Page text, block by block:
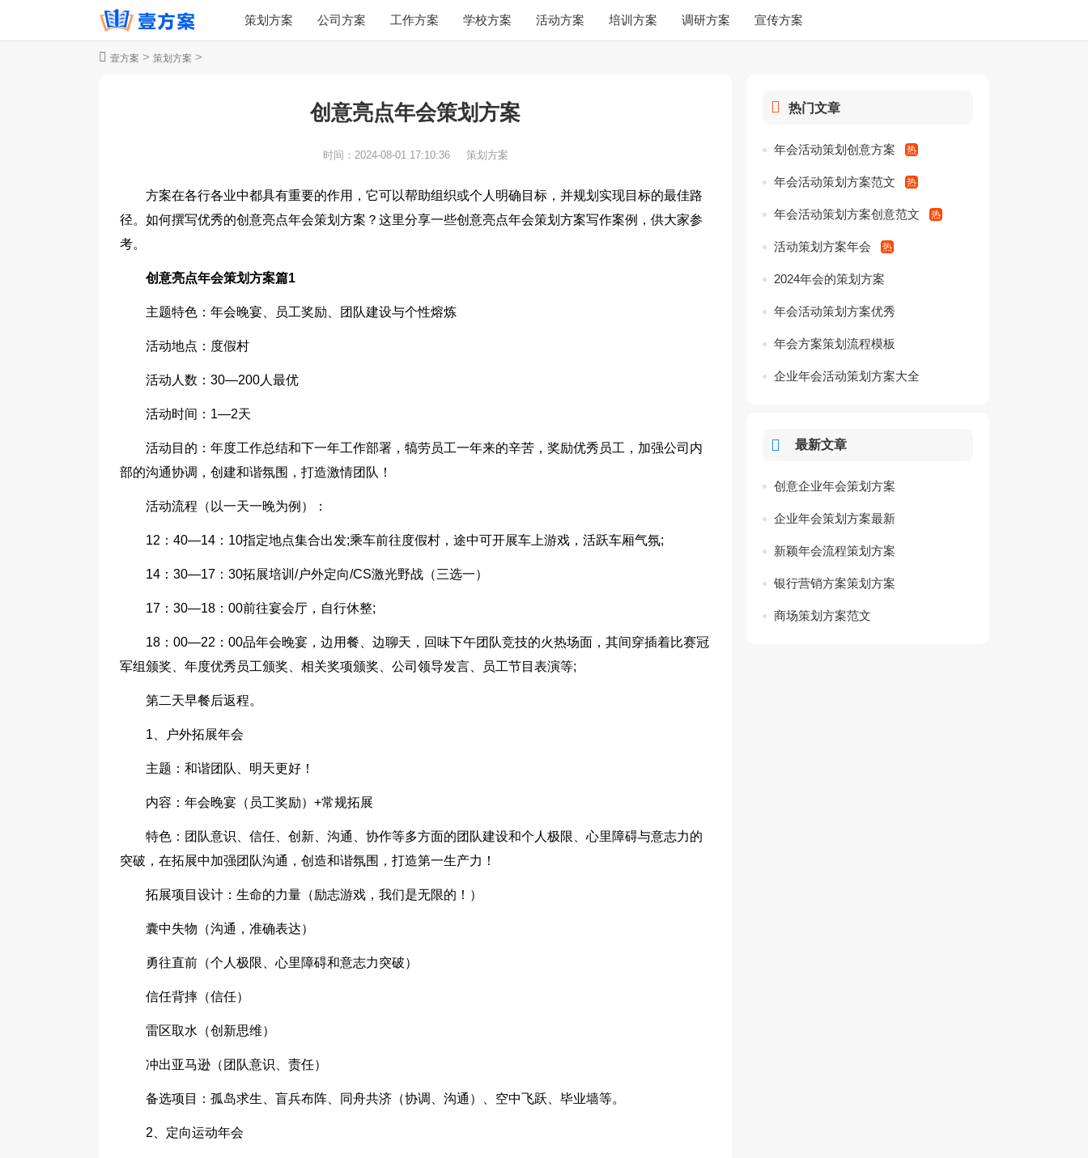
策划方案 公司方案 工作方案 学校方案 活动方案 培训方案 调研方案 宣传方案
壹方案 > 策划方案 >
创意亮点年会策划方案
时间： 2024-08-01 17:10:36 策划方案
方案在各行各业中都具有重要的作用，它可以帮助组织或个人明确目标，并规划实现目标的最佳路
径。如何撰写优秀的创意亮点年会策划方案？这里分享一些创意亮点年会策划方案写作案例，供大家参
考。
创意亮点年会策划方案篇1
主题特色：年会晚宴、员工奖励、团队建设与个性熔炼
活动地点：度假村
活动人数：30—200人最优
活动时间：1—2天
活动目的：年度工作总结和下一年工作部署，犒劳员工一年来的辛苦，奖励优秀员工，加强公司内
部的沟通协调，创建和谐氛围，打造激情团队！
活动流程（以一天一晚为例）：
12：40—14：10指定地点集合出发;乘车前往度假村，途中可开展车上游戏，活跃车厢气氛;
14：30—17：30拓展培训/户外定向/CS激光野战（三选一）
17：30—18：00前往宴会厅，自行休整;
18：00—22：00品年会晚宴，边用餐、边聊天，回味下午团队竞技的火热场面，其间穿插着比赛冠
军组颁奖、年度优秀员工颁奖、相关奖项颁奖、公司领导发言、员工节目表演等;
第二天早餐后返程。
1、户外拓展年会
主题：和谐团队、明天更好！
内容：年会晚宴（员工奖励）+常规拓展
特色：团队意识、信任、创新、沟通、协作等多方面的团队建设和个人极限、心里障碍与意志力的
突破，在拓展中加强团队沟通，创造和谐氛围，打造第一生产力！
拓展项目设计：生命的力量（励志游戏，我们是无限的！）
囊中失物（沟通，准确表达）
勇往直前（个人极限、心里障碍和意志力突破）
信任背摔（信任）
雷区取水（创新思维）
冲出亚马逊（团队意识、责任）
备选项目：孤岛求生、盲兵布阵、同舟共济（协调、沟通）、空中飞跃、毕业墙等。
2、定向运动年会
热门文章
年会活动策划创意方案
年会活动策划方案范文
年会活动策划方案创意范文
活动策划方案年会
2024年会的策划方案
年会活动策划方案优秀
年会方案策划流程模板
企业年会活动策划方案大全
最新文章
创意企业年会策划方案
企业年会策划方案最新
新颖年会流程策划方案
银行营销方案策划方案
商场策划方案范文